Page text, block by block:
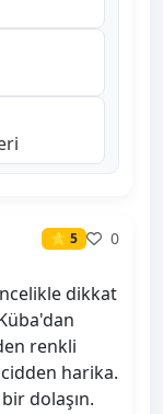
⭐ 5
0
dikkat
renkli
harika.
dolaşın.